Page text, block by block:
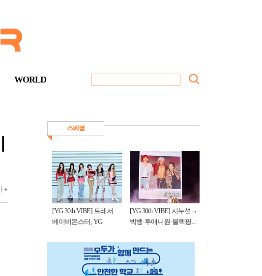
WORLD
스페셜
[YG 30th VIBE] 트레저·
베이비몬스터, YG
[YG 30th VIBE] 지누션→
빅뱅·투애니원·블랙핑...